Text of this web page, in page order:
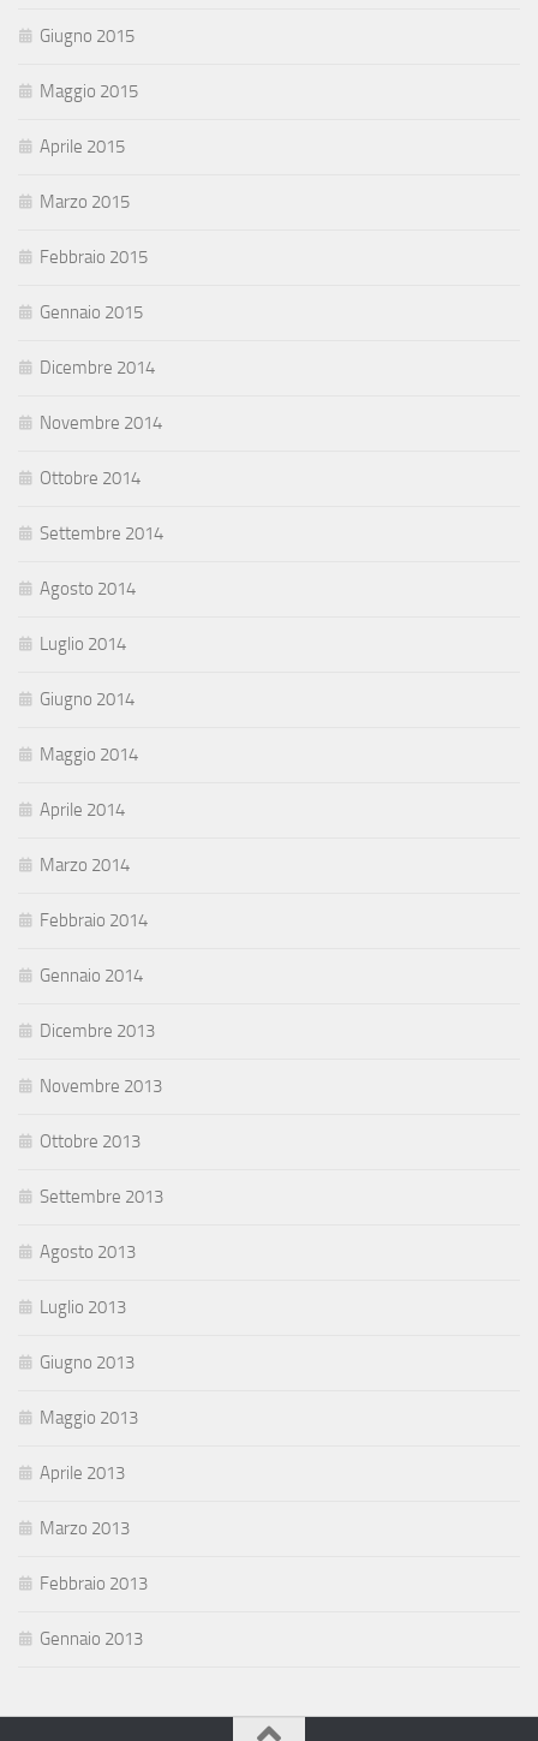
Giugno 2015
Maggio 2015
Aprile 2015
Marzo 2015
Febbraio 2015
Gennaio 2015
Dicembre 2014
Novembre 2014
Ottobre 2014
Settembre 2014
Agosto 2014
Luglio 2014
Giugno 2014
Maggio 2014
Aprile 2014
Marzo 2014
Febbraio 2014
Gennaio 2014
Dicembre 2013
Novembre 2013
Ottobre 2013
Settembre 2013
Agosto 2013
Luglio 2013
Giugno 2013
Maggio 2013
Aprile 2013
Marzo 2013
Febbraio 2013
Gennaio 2013